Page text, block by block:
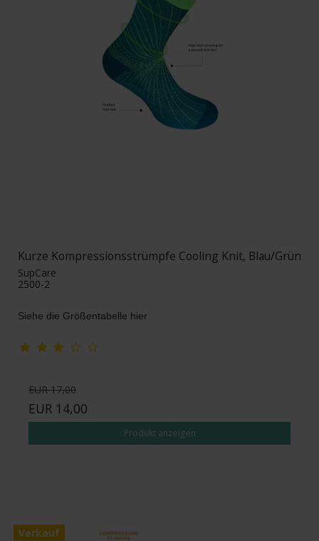
Kurze Kompressionsstrümpfe Cooling Knit, Blau/Grün
SupCare
2500-2
Siehe die Größentabelle hier
EUR 17,00
EUR 14,00
Produkt anzeigen
Verkauf